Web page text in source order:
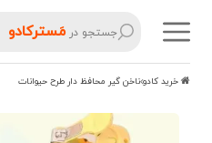
جستجو درمَسترکادو
ناخن گیر محافظ دار طرح حیوانات